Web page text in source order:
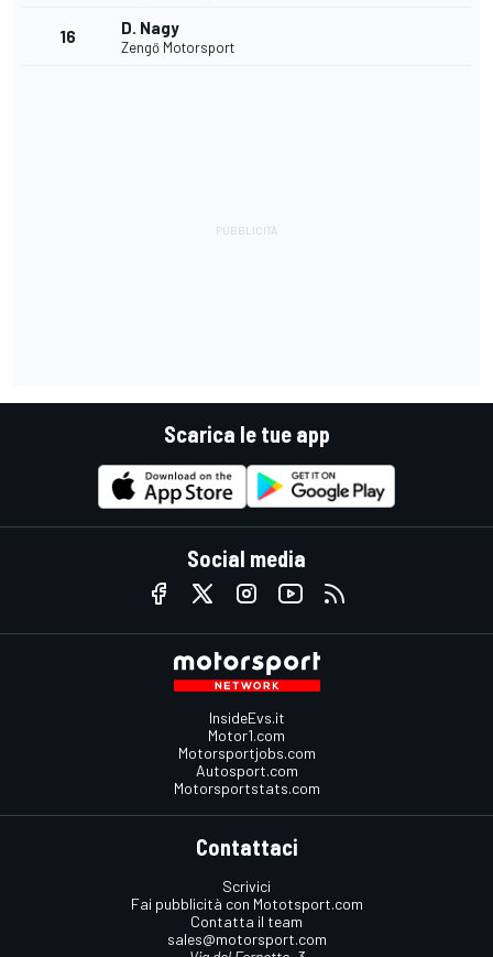
16 D. Nagy
Zengő Motorsport
Scarica le tue app
Social media
InsideEvs.it
Motor1.com
Motorsportjobs.com
Autosport.com
Motorsportstats.com
Contattaci
Scrivici
Fai pubblicità con Mototsport.com
Contatta il team
sales@motorsport.com